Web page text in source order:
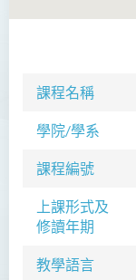
課程名稱
學院/學系
課程編號
上課形式及
修讀年期
教學語言